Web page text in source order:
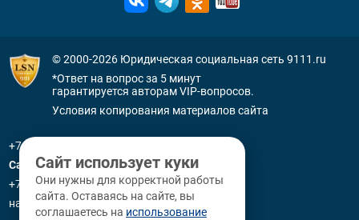
© 2000-2026 Юридическая социальная сеть 9111.ru
*Ответ на вопрос за 5 минут
гарантируется авторам VIP-вопросов.
Условия копирования материалов сайта
+7 (800) 505-91-11
Санкт-Петербург
+7 (812) 336-92-64
наб. р. Фонтанки, д. 59
Сайт использует куки
Они нужны для корректной работы
сайта. Оставаясь на сайте, вы
соглашаетесь на использование